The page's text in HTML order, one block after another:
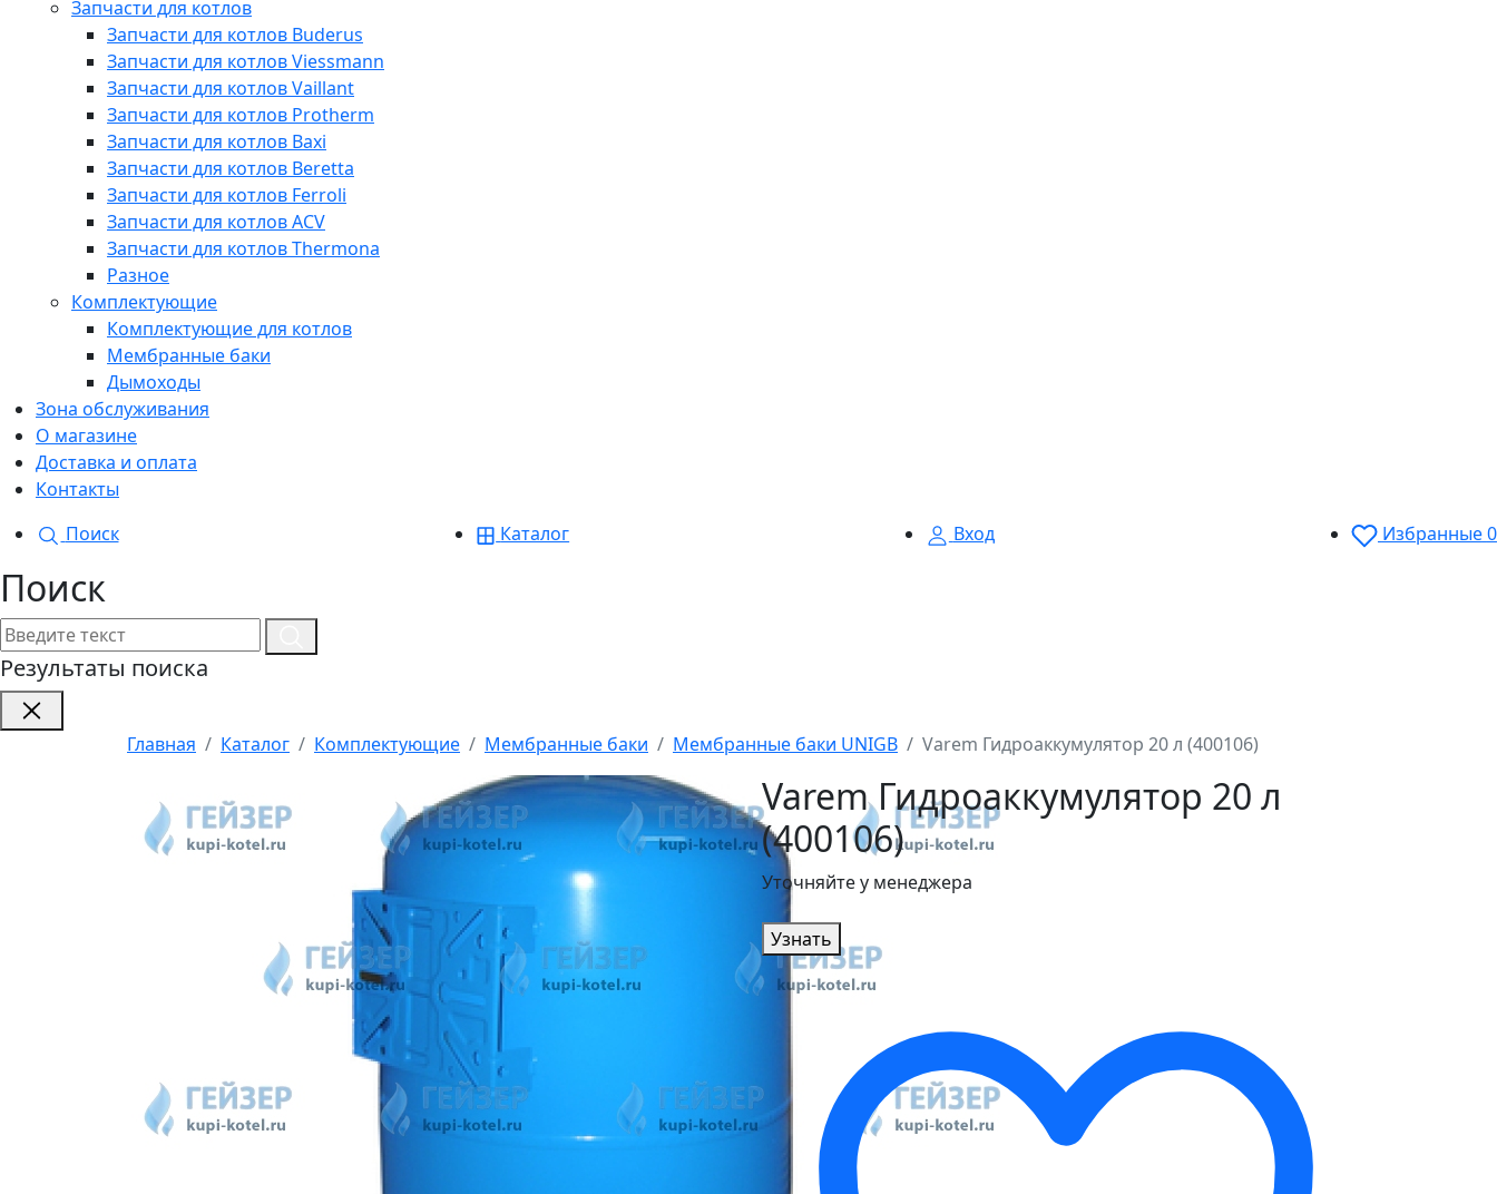
Запчасти для котлов
Запчасти для котлов Buderus
Запчасти для котлов Viessmann
Запчасти для котлов Vaillant
Запчасти для котлов Protherm
Запчасти для котлов Baxi
Запчасти для котлов Beretta
Запчасти для котлов Ferroli
Запчасти для котлов ACV
Запчасти для котлов Thermona
Разное
Комплектующие
Комплектующие для котлов
Мембранные баки
Дымоходы
Зона обслуживания
О магазине
Доставка и оплата
Контакты
Поиск
Каталог Вход Избранные0
Поиск
Результаты поиска
Главная Каталог Комплектующие Мембранные баки Мембранные баки UNIGB Varem Гидроаккумулятор 20 л (400106)
Varem Гидроаккумулятор 20 л
(400106)
Уточняйте у менеджера
Узнать